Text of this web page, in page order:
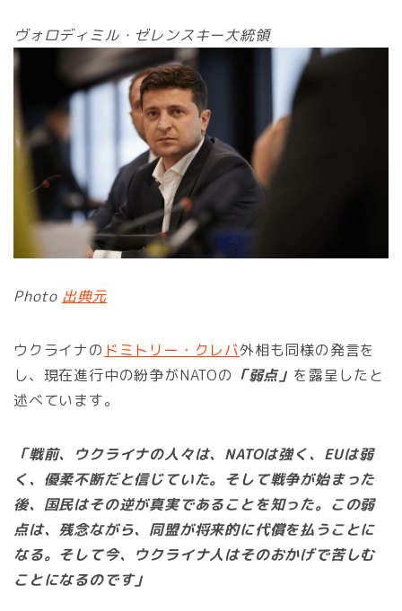
ヴォロディミル・ゼレンスキー大統領
Photo 出典元
ウクライナの ドミトリー・クレバ外相も同様の発言を
し、現在進行中の紛争がNATOの 「弱点」 を露呈したと
述べています。
「戦前、ウクライナの人々は、NATOは強く、EUは弱
く、優柔不断だと信じていた。そして戦争が始まった
後、国民はその逆が真実であることを知った。この弱
点は、残念ながら、同盟が将来的に代償を払うことに
なる。そして今、ウクライナ人はそのおかげで苦しむ
ことになるのです」